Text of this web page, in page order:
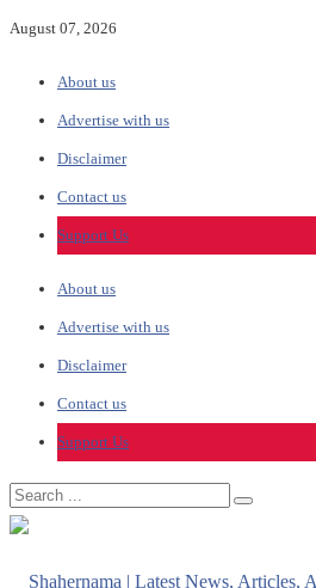
August 07, 2026
About us
Advertise with us
Disclaimer
Contact us
Support Us
About us
Advertise with us
Disclaimer
Contact us
Support Us